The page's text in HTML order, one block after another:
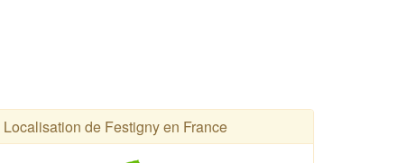
Localisation de Festigny en France